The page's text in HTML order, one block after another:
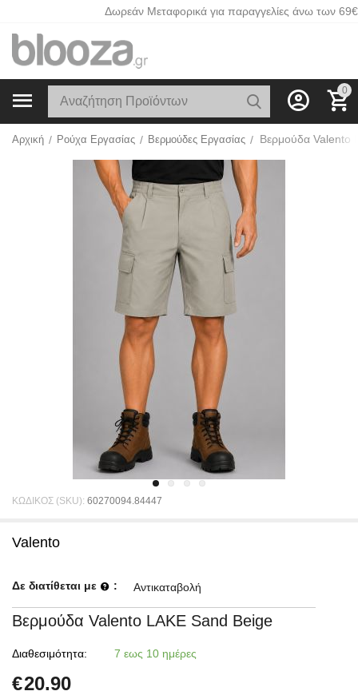
Δωρεάν Μεταφορικά για παραγγελίες άνω των 69€
0
Αρχική / Ρούχα Εργασίας / Βερμούδες Εργασίας / Βερμούδα Valento
ΚΩΔΙΚΟΣ (SKU): 60270094.84447
Valento
Δε διατίθεται με : Αντικαταβολή
Βερμούδα Valento LAKE Sand Beige
Διαθεσιμότητα: 7 εως 10 ημέρες
€20.90